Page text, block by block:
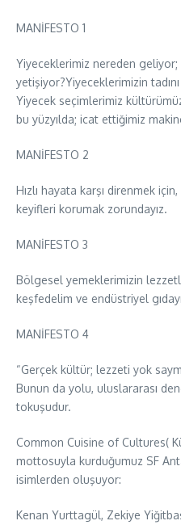
MANİFESTO 1
Yiyeceklerimiz nereden
yetişiyor?Yiyeceklerimizin
Yiyecek seçimlerimiz
bu yüzyılda; icat ettiğimiz
MANİFESTO 2
Hızlı hayata karşı direnmek
keyifleri korumak zorundayız.
MANİFESTO 3
Bölgesel yemeklerimizin
keşfedelim ve endüstriyel
MANİFESTO 4
“Gerçek kültür; lezzeti yok
Bunun da yolu, uluslararası
tokuşudur.
Common Cuisine of Cultures(
mottosuyla kurduğumuz SF
isimlerden oluşuyor:
Kenan Yurttagül, Zekiye